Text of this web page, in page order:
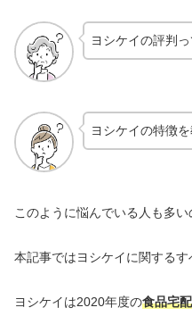
ヨシケイの評判
ヨシケイの特徴
このように悩んでいる人も多
本記事ではヨシケイに関するす
ヨシケイは2020年度の食品宅